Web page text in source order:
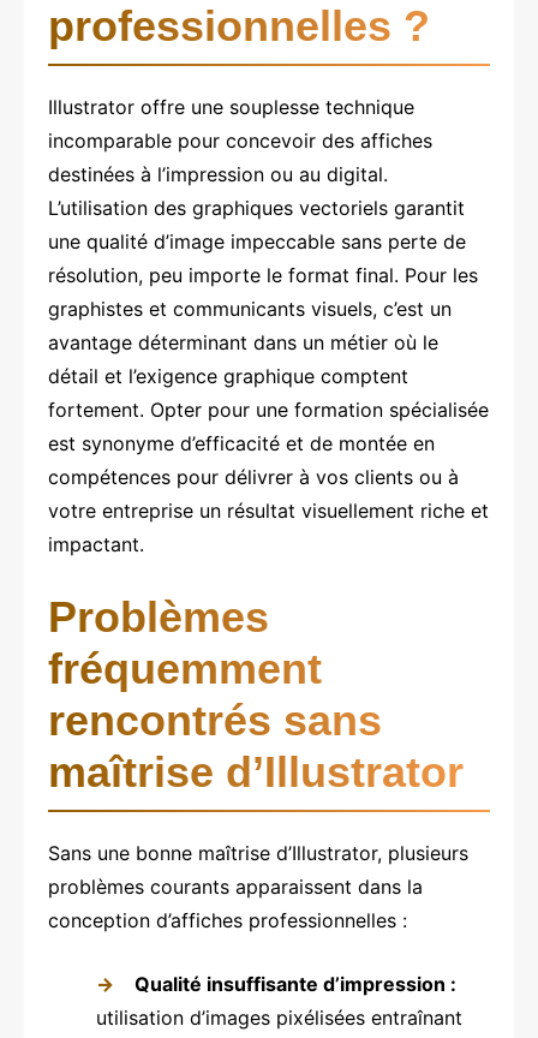
professionnelles ?
Illustrator offre une souplesse technique
incomparable pour concevoir des affiches
destinées à l’impression ou au digital.
L’utilisation des graphiques vectoriels garantit
une qualité d’image impeccable sans perte de
résolution, peu importe le format final. Pour les
graphistes et communicants visuels, c’est un
avantage déterminant dans un métier où le
détail et l’exigence graphique comptent
fortement. Opter pour une formation spécialisée
est synonyme d’efficacité et de montée en
compétences pour délivrer à vos clients ou à
votre entreprise un résultat visuellement riche et
impactant.
Problèmes
fréquemment
rencontrés sans
maîtrise d’Illustrator
Sans une bonne maîtrise d’Illustrator, plusieurs
problèmes courants apparaissent dans la
conception d’affiches professionnelles :
Qualité insuffisante d’impression :
utilisation d’images pixélisées entraînant